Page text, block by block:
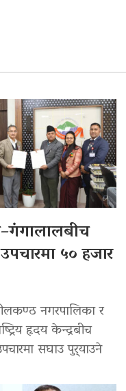
५० हजार
नगरपालिका र
हृदय केन्द्रबीच
सघाउ पुर्‍याउने